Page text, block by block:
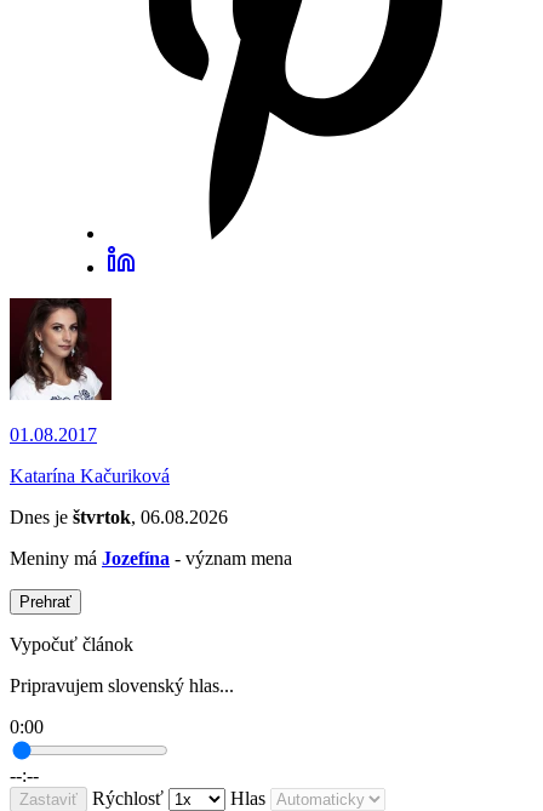
01.08.2017
Katarína Kačuriková
Dnes je štvrtok, 06.08.2026
Meniny má Jozefína - význam mena
Prehrať
Vypočuť článok
Pripravujem slovenský hlas...
0:00
--:--
Zastaviť Rýchlosť Hlas